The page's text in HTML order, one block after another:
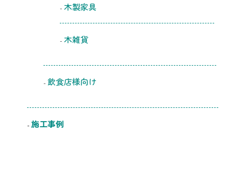
木製家具
木雑貨
飲食店様向け
施工事例